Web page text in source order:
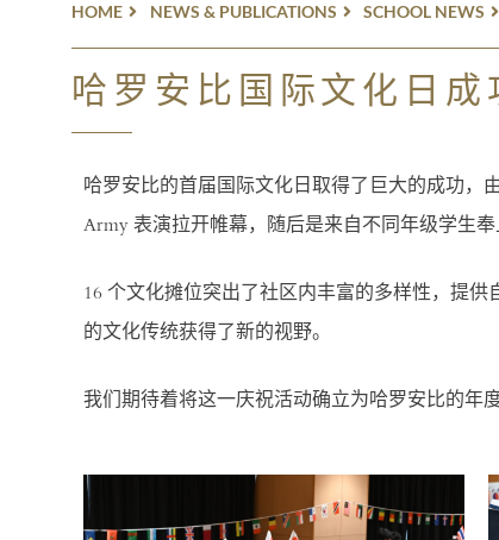
HOME NEWS & PUBLICATIONS SCHOOL NEWS
哈罗安比国际文化日成
哈罗安比的首届国际文化日取得了巨大的成功，
Army 表演拉开帷幕，随后是来自不同年级学生
16 个文化摊位突出了社区内丰富的多样性，提
的文化传统获得了新的视野。
我们期待着将这一庆祝活动确立为哈罗安比的年